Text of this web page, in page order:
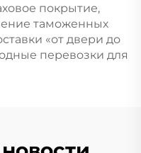
покрытие,
таможенных
«от двери до
перевозки для